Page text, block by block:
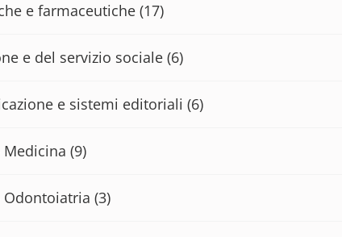
e farmaceutiche (17)
e del servizio sociale (6)
e sistemi editoriali (6)
Medicina (9)
Odontoiatria (3)